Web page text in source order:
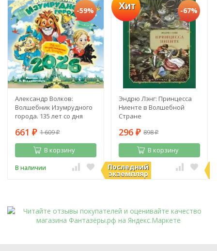
-59%
Александр Волков:
Волшебник Изумрудного
города. 135 лет со дня
661 ₽ 1 609₽
В корзину
В наличии
Хит
Последний
экземпляр
-67%
Эндрю Лэнг: Принцесса
Ниенте в Волшебной
Стране
296 ₽ 898₽
В корзину
В наличии